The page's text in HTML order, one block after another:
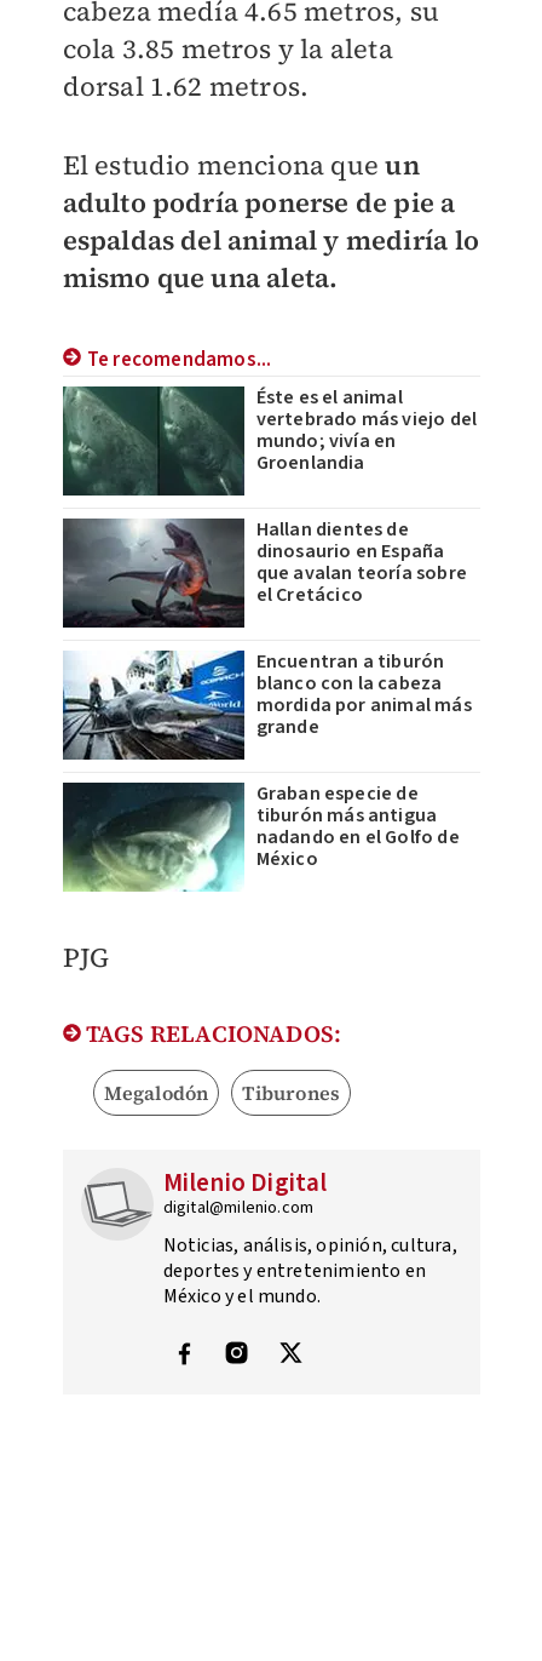
cabeza medía 4.65 metros, su
cola 3.85 metros y la aleta
dorsal 1.62 metros.
El estudio menciona queun
adulto podría ponerse de pie a
espaldas del animal y mediría lo
mismo que una aleta.
Te recomendamos...
Éste es el animal
vertebrado más viejo del
mundo; vivía en
Groenlandia
Hallan dientes de
dinosaurio en España
que avalan teoría sobre
el Cretácico
Encuentran a tiburón
blanco con la cabeza
mordida por animal más
grande
Graban especie de
tiburón más antigua
nadando en el Golfo de
México
PJG
TAGS RELACIONADOS:
Megalodón Tiburones
Milenio Digital
digital@milenio.com
Noticias, análisis, opinión, cultura,
deportes y entretenimiento en
México y el mundo.